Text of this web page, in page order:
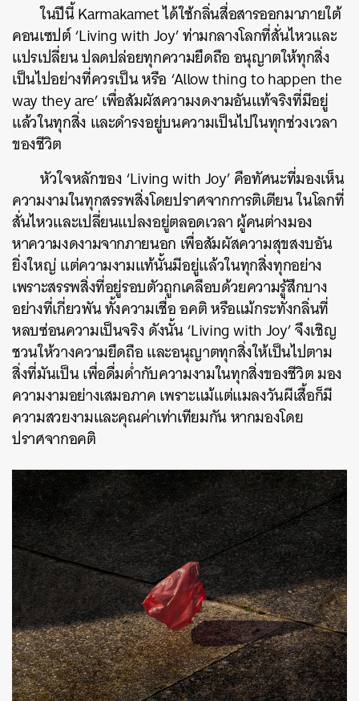
ในปีนี้ Karmakamet ได้ใช้กลิ่นสื่อสารออกมาภายใต้
คอนเซปต์ ‘Living with Joy’ ท่ามกลางโลกที่สั่นไหวและ
แปรเปลี่ยน ปลดปล่อยทุกความยึดถือ อนุญาตให้ทุกสิ่ง
เป็นไปอย่างที่ควรเป็น หรือ ‘Allow thing to happen the
way they are’ เพื่อสัมผัสความงดงามอันแท้จริงที่มีอยู่
แล้วในทุกสิ่ง และดํารงอยู่บนความเป็นไปในทุกช่วงเวลา
ของชีวิต
หัวใจหลักของ ‘Living with Joy’ คือทัศนะที่มองเห็น
ความงามในทุกสรรพสิ่งโดยปราศจากการติเตียน ในโลกที่
สั่นไหวและเปลี่ยนแปลงอยู่ตลอดเวลา ผู้คนต่างมอง
หาความงดงามจากภายนอก เพื่อสัมผัสความสุขสงบอัน
ยิ่งใหญ่ แต่ความงามแท้นั้นมีอยู่แล้วในทุกสิ่งทุกอย่าง
เพราะสรรพสิ่งที่อยู่รอบตัวถูกเคลือบด้วยความรู้สึกบาง
อย่างที่เกี่ยวพัน ทั้งความเชื่อ อคติ หรือแม้กระทั่งกลิ่นที่
หลบซ่อนความเป็นจริง ดังนั้น ‘Living with Joy’ จึงเชิญ
ชวนให้วางความยึดถือ และอนุญาตทุกสิ่งให้เป็นไปตาม
สิ่งที่มันเป็น เพื่อดื่มด่ำกับความงามในทุกสิ่งของชีวิต มอง
ความงามอย่างเสมอภาค เพราะแม้แต่แมลงวันผีเสื้อก็มี
ความสวยงามและคุณค่าเท่าเทียมกัน หากมองโดย
ปราศจากอคติ